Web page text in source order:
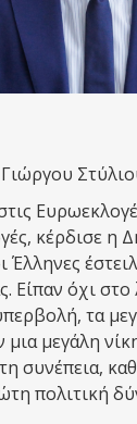
κέρδισε η
Έλληνες
Είπαν όχι
τα
μεγάλη
τη συνέπεια,
πολιτική